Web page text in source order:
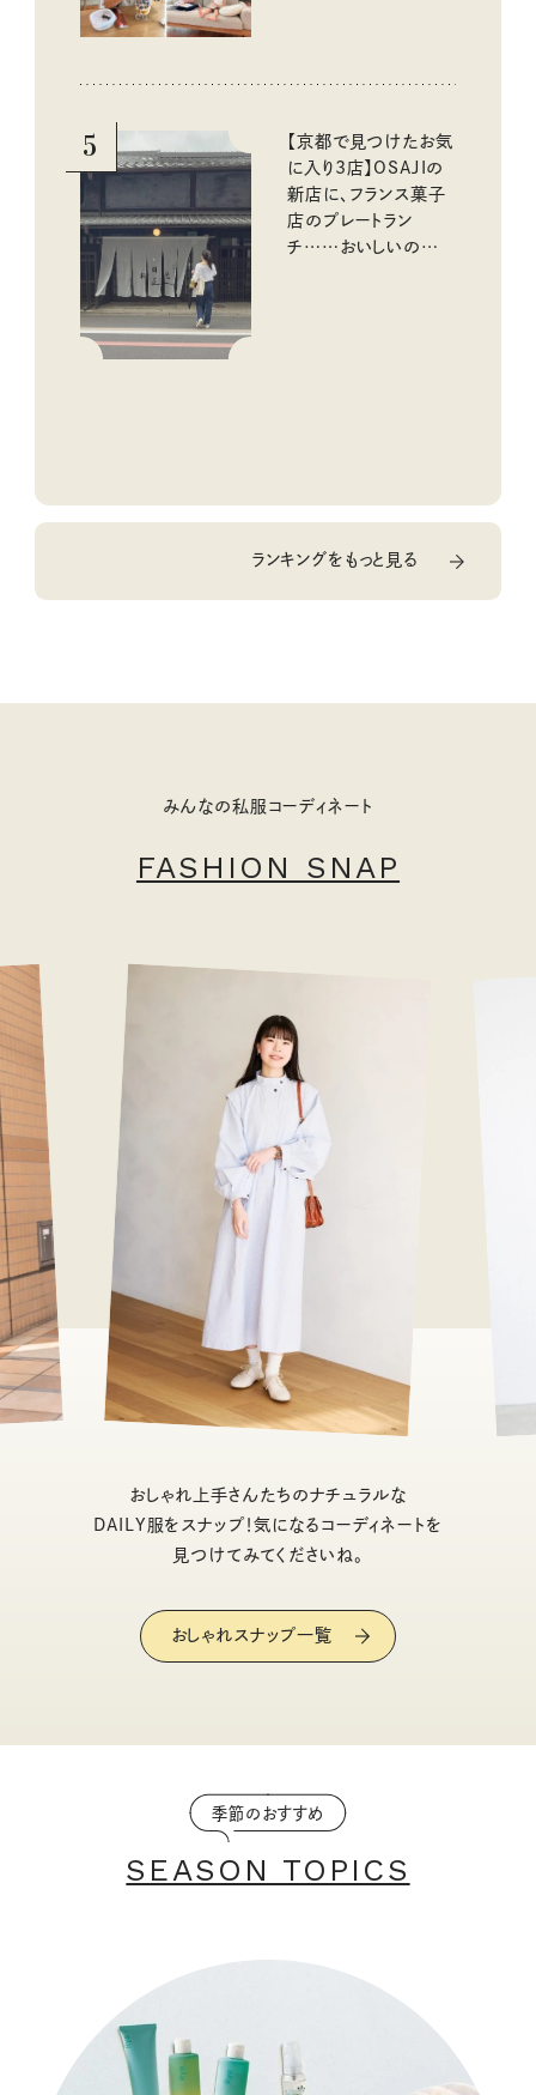
5
【京都で見つけたお気
に入り3店】OSAJIの
新店に、フランス菓子
店のプレートラン
チ……おいしいのんび
ランキングをもっと見る
みんなの私服コーディネート
FASHION SNAP
おしゃれ上手さんたちのナチュラルな
DAILY服をスナップ！気になるコーディネートを
見つけてみてくださいね。
おしゃれスナップ一覧
季節のおすすめ
SEASON TOPICS